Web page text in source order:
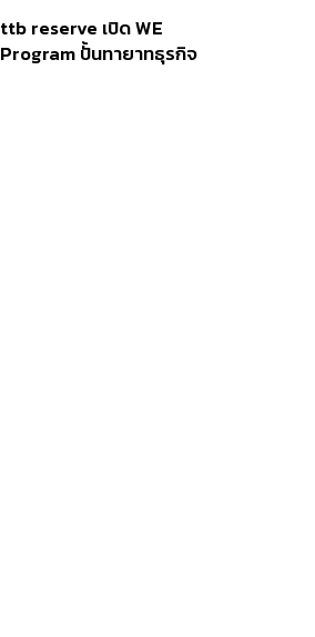
ปี 2026
ttb reserve เปิด WE
Program ปั้นทายาทธุรกิจ